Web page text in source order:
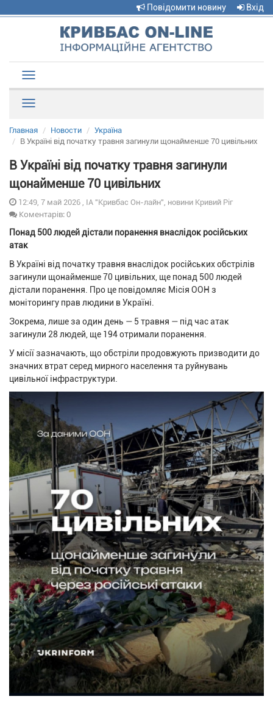
Повідомити новину Вхід
navigation
Главная Новости
Україна
В Україні від початку травня загинули щонайменше 70 цивільних
В Україні від початку травня загинули
щонайменше 70 цивільних
12:49, 7 май 2026 , ІА "Кривбас Он-лайн", новини Кривий Ріг
Коментарів: 0
Понад 500 людей дістали поранення внаслідок російських
атак
В Україні від початку травня внаслідок російських обстрілів
загинули щонайменше 70 цивільних, ще понад 500 людей
дістали поранення. Про це повідомляє Місія ООН з
моніторингу прав людини в Україні.
Зокрема, лише за один день — 5 травня — під час атак
загинули 28 людей, ще 194 отримали поранення.
У місії зазначають, що обстріли продовжують призводити до
значних втрат серед мирного населення та руйнувань
цивільної інфраструктури.